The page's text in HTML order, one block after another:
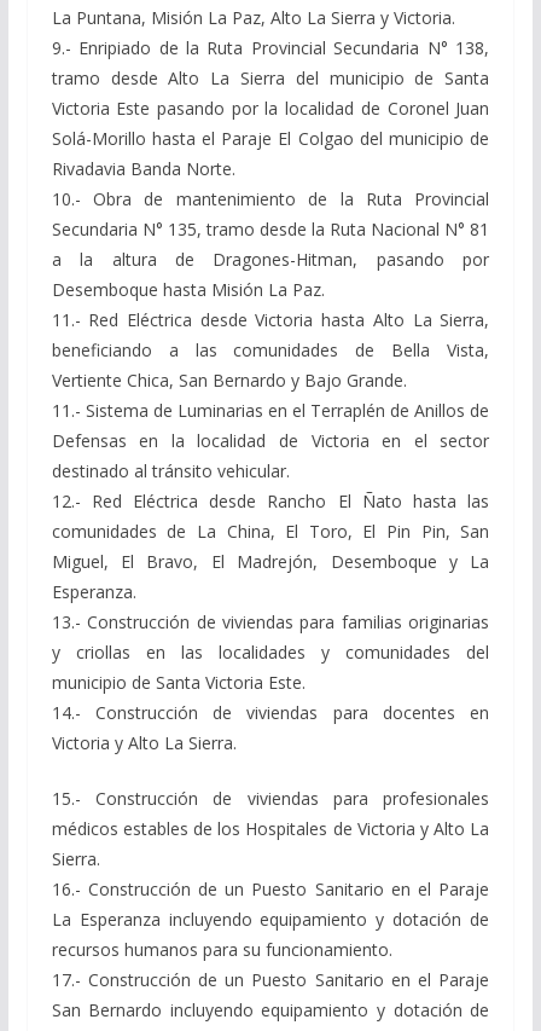
La Puntana, Misión La Paz, Alto La Sierra y Victoria.
9.- Enripiado de la Ruta Provincial Secundaria N° 138,
tramo desde Alto La Sierra del municipio de Santa
Victoria Este pasando por la localidad de Coronel Juan
Solá-Morillo hasta el Paraje El Colgao del municipio de
Rivadavia Banda Norte.
10.- Obra de mantenimiento de la Ruta Provincial
Secundaria N° 135, tramo desde la Ruta Nacional N° 81
a la altura de Dragones-Hitman, pasando por
Desemboque hasta Misión La Paz.
11.- Red Eléctrica desde Victoria hasta Alto La Sierra,
beneficiando a las comunidades de Bella Vista,
Vertiente Chica, San Bernardo y Bajo Grande.
11.- Sistema de Luminarias en el Terraplén de Anillos de
Defensas en la localidad de Victoria en el sector
destinado al tránsito vehicular.
12.- Red Eléctrica desde Rancho El Ñato hasta las
comunidades de La China, El Toro, El Pin Pin, San
Miguel, El Bravo, El Madrejón, Desemboque y La
Esperanza.
13.- Construcción de viviendas para familias originarias
y criollas en las localidades y comunidades del
municipio de Santa Victoria Este.
14.- Construcción de viviendas para docentes en
Victoria y Alto La Sierra.
15.- Construcción de viviendas para profesionales
médicos estables de los Hospitales de Victoria y Alto La
Sierra.
16.- Construcción de un Puesto Sanitario en el Paraje
La Esperanza incluyendo equipamiento y dotación de
recursos humanos para su funcionamiento.
17.- Construcción de un Puesto Sanitario en el Paraje
San Bernardo incluyendo equipamiento y dotación de